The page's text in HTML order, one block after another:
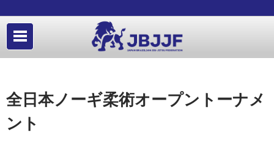
全日本ノーギ柔術オープントーナメ
ント